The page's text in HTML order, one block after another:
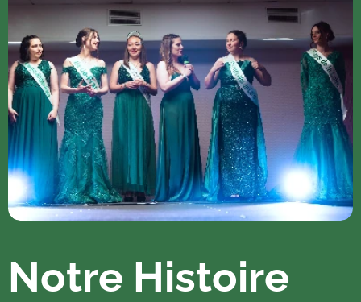
Notre Histoire